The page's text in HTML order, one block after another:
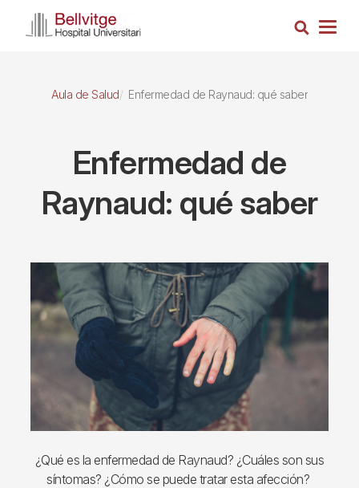
Busca
Aula de Salud Enfermedad de Raynaud: qué saber
Enfermedad de
Raynaud: qué saber
Imagen
¿Qué es la enfermedad de Raynaud? ¿Cuáles son sus
síntomas? ¿Cómo se puede tratar esta afección?